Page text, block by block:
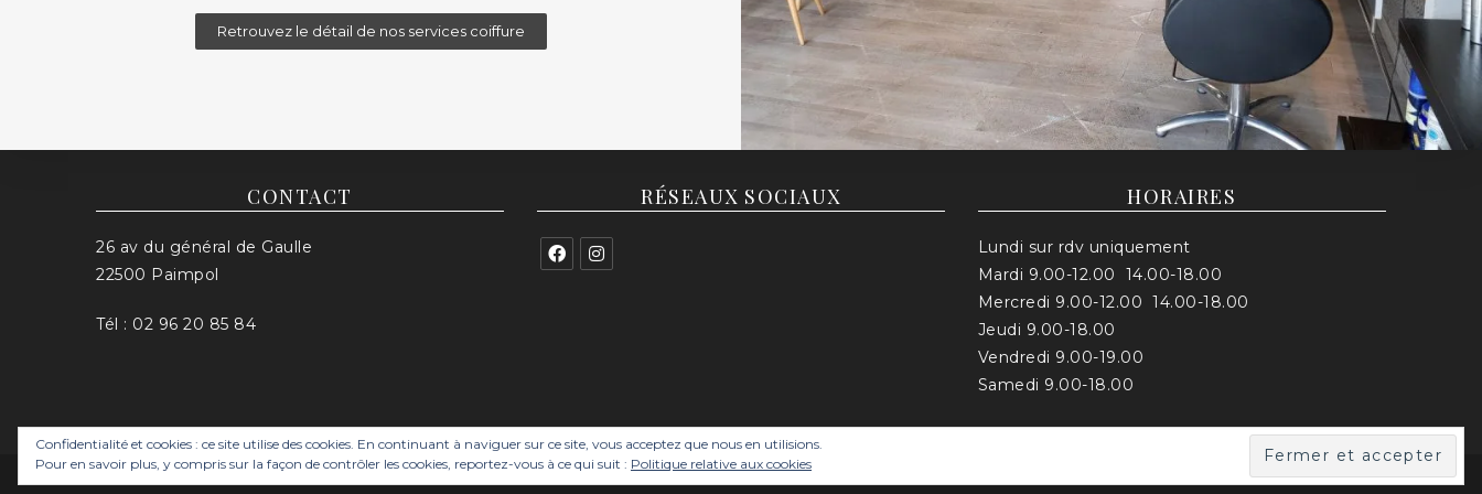
Retrouvez le détail de nos services coiffure
CONTACT
26 av du général de Gaulle
22500 Paimpol
Tél : 02 96 20 85 84
RÉSEAUX SOCIAUX HORAIRES
Lundi sur rdv uniquement
Mardi 9.00-12.00 14.00-18.00
Mercredi 9.00-12.00 14.00-18.00
Jeudi 9.00-18.00
Vendredi 9.00-19.00
Samedi 9.00-18.00
Mentions légales
Confidentialité et cookies : ce site utilise des cookies. En continuant à naviguer sur ce site, vous acceptez que nous en utilisions.
Pour en savoir plus, y compris sur la façon de contrôler les cookies, reportez-vous à ce qui suit : Politique relative aux cookies